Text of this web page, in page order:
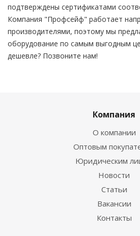
подтверждены сертификатами
Компания "Профсейф" работает
производителями, поэтому мы
оборудование по самым выгодным
дешевле? Позвоните нам!
Компания
О компании
Оптовым
Юридическим
Новости
Статьи
Вакансии
Контакты